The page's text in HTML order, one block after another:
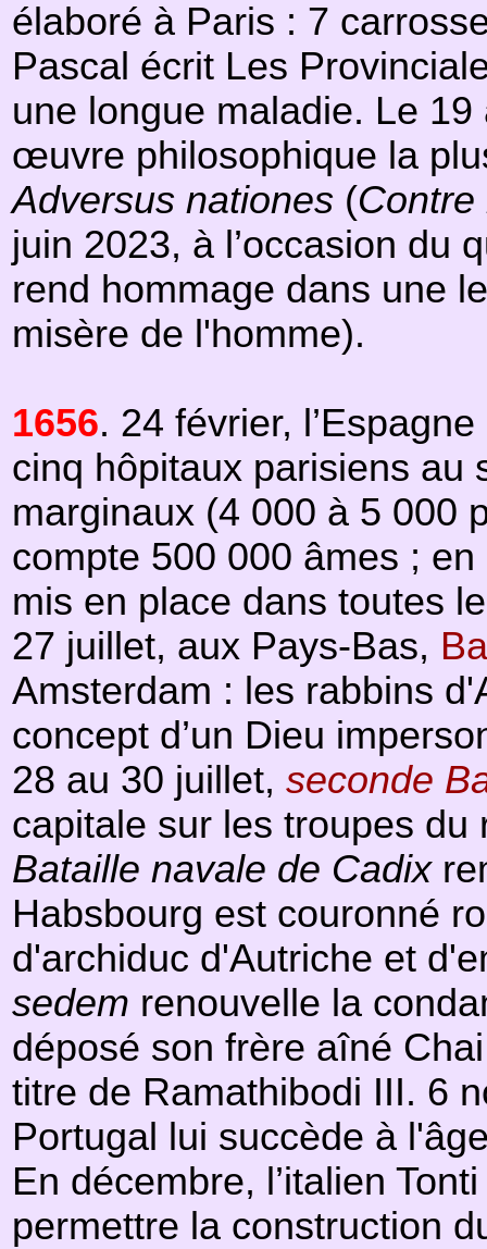
élaboré à Paris : 7
Pascal écrit Les
une longue maladie. Le
œuvre philosophique la
Adversus nationes (
juin 2023, à l’occasion du
rend hommage dans une
misère de l'homme).
1656. 24 février,
cinq hôpitaux parisiens au
marginaux (4 000 à 5 000
compte 500 000 âmes ;
mis en place dans toutes
27 juillet, aux Pays-Bas,
Amsterdam : les rabbins
concept d’un Dieu
28 au 30 juillet, seconde
capitale sur les troupes
Bataille navale de Cadix
Habsbourg est couronné
d'archiduc d'Autriche et
sedem renouvelle la
déposé son frère aîné
titre de Ramathibodi III. 6
Portugal lui succède à
En décembre, l’italien
permettre la construction